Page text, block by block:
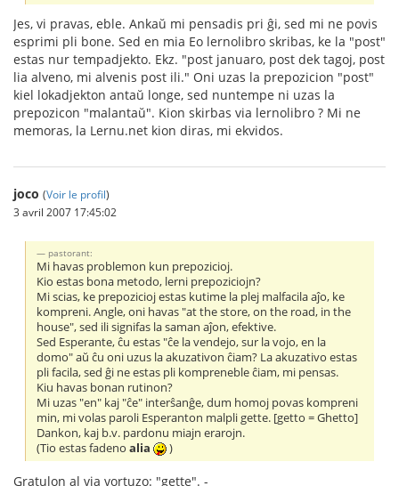
Jes, vi pravas, eble. Ankaŭ mi pensadis pri ĝi, sed mi ne povis
esprimi pli bone. Sed en mia Eo lernolibro skribas, ke la "post"
estas nur tempadjekto. Ekz. "post januaro, post dek tagoj, post
lia alveno, mi alvenis post ili." Oni uzas la prepozicion "post"
kiel lokadjekton antaŭ longe, sed nuntempe ni uzas la
prepozicon "malantaŭ". Kion skirbas via lernolibro ? Mi ne
memoras, la Lernu.net kion diras, mi ekvidos.
joco (Voir le profil)
3 avril 2007 17:45:02
pastorant:
Mi havas problemon kun prepozicioj.
Kio estas bona metodo, lerni prepoziciojn?
Mi scias, ke prepozicioj estas kutime la plej malfacila aĵo, ke
kompreni. Angle, oni havas "at the store, on the road, in the
house", sed ili signifas la saman aĵon, efektive.
Sed Esperante, ĉu estas "ĉe la vendejo, sur la vojo, en la
domo" aŭ ĉu oni uzus la akuzativon ĉiam? La akuzativo estas
pli facila, sed ĝi ne estas pli kompreneble ĉiam, mi pensas.
Kiu havas bonan rutinon?
Mi uzas "en" kaj "ĉe" interŝanĝe, dum homoj povas kompreni
min, mi volas paroli Esperanton malpli gette. [getto = Ghetto]
Dankon, kaj b.v. pardonu miajn erarojn.
(Tio estas fadenoalia )
Gratulon al via vortuzo: "gette". -